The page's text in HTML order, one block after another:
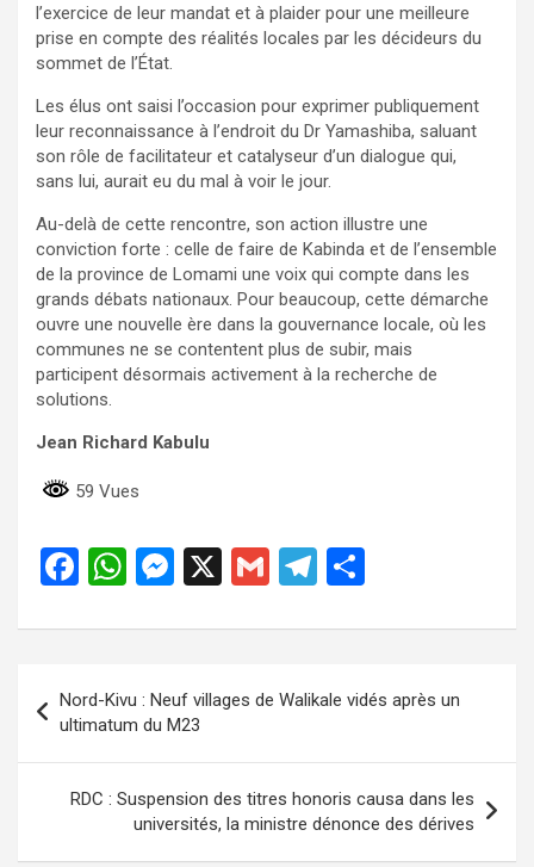
l’exercice de leur mandat et à plaider pour une meilleure
prise en compte des réalités locales par les décideurs du
sommet de l’État.
Les élus ont saisi l’occasion pour exprimer publiquement
leur reconnaissance à l’endroit du Dr Yamashiba, saluant
son rôle de facilitateur et catalyseur d’un dialogue qui,
sans lui, aurait eu du mal à voir le jour.
Au-delà de cette rencontre, son action illustre une
conviction forte : celle de faire de Kabinda et de l’ensemble
de la province de Lomami une voix qui compte dans les
grands débats nationaux. Pour beaucoup, cette démarche
ouvre une nouvelle ère dans la gouvernance locale, où les
communes ne se contentent plus de subir, mais
participent désormais activement à la recherche de
solutions.
Jean Richard Kabulu
59 Vues
F
ce
b
o
o
k
W
at
A
p
p
M
se
n
g
er
X
G
ail
T
e
gr
a
m
ta
g
er
de
l’article
Nord-Kivu : Neuf villages de Walikale vidés après un
ultimatum du M23
RDC : Suspension des titres honoris causa dans les
universités, la ministre dénonce des dérives